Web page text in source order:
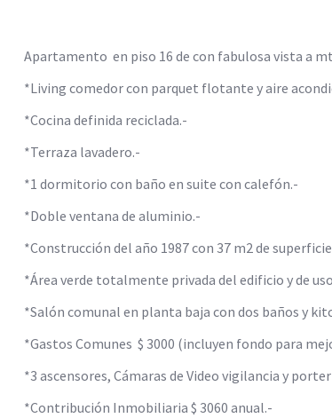
Apartamento en piso 16 de con fabulosa vista a
*Living comedor con parquet flotante y aire
*Cocina definida reciclada.-
*Terraza lavadero.-
*1 dormitorio con baño en suite con calefón.-
*Doble ventana de aluminio.-
*Construcción del año 1987 con 37 m2 de
*Área verde totalmente privada del edificio y de
*Salón comunal en planta baja con dos baños y
*Gastos Comunes $ 3000 (incluyen fondo para
*3 ascensores, Cámaras de Video vigilancia y
*Contribución Inmobiliaria $ 3060 anual.-